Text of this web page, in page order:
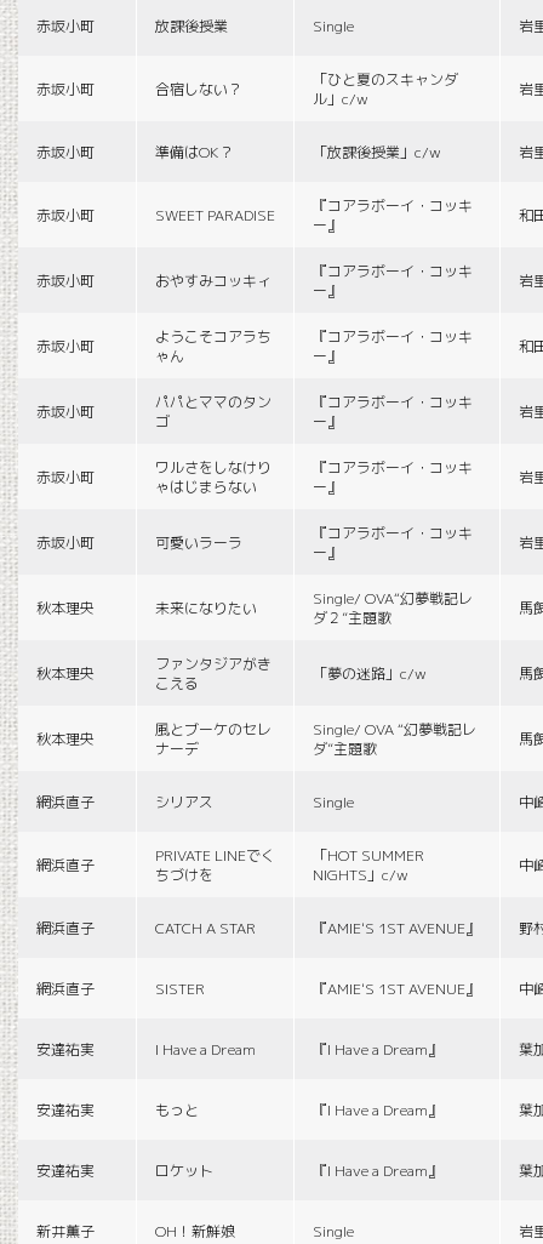
赤坂小町 放課後授業 Single 岩
赤坂小町 合宿しない？
「ひと夏のスキャンダ
ル」c/w
岩
赤坂小町 準備はOK？ 「放課後授業」c/w 岩
赤坂小町 SWEET PARADISE
『コアラボーイ・コッキ
ー』
和
赤坂小町 おやすみコッキィ
『コアラボーイ・コッキ
ー』
岩
赤坂小町
ようこそコアラち
ゃん
『コアラボーイ・コッキ
ー』
和
赤坂小町
パパとママのタン
ゴ
『コアラボーイ・コッキ
ー』
岩
赤坂小町
ワルさをしなけり
ゃはじまらない
『コアラボーイ・コッキ
ー』
岩
赤坂小町 可愛いラーラ
『コアラボーイ・コッキ
ー』
岩
秋本理央 未来になりたい
Single/ OVA“幻夢戦記レ
ダ２”主題歌
馬
秋本理央
ファンタジアがき
こえる
「夢の迷路」c/w 馬
秋本理央
風とブーケのセレ
ナーデ
Single/ OVA “幻夢戦記レ
ダ”主題歌
馬
網浜直子 シリアス Single 中
網浜直子
PRIVATE LINEでく
ちづけを
「HOT SUMMER
NIGHTS」c/w
中
網浜直子 CATCH A STAR 『AMIE'S 1ST AVENUE』 野
網浜直子 SISTER 『AMIE'S 1ST AVENUE』 中
安達祐実 I Have a Dream 『I Have a Dream』 葉
安達祐実 もっと 『I Have a Dream』 葉
安達祐実 ロケット 『I Have a Dream』 葉
新井薫子 OH！新鮮娘 Single 岩